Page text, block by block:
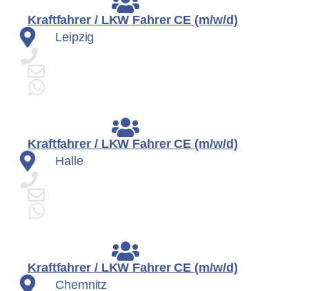
Kraftfahrer / LKW Fahrer CE (m/w/d)
Leipzig
Kraftfahrer / LKW Fahrer CE (m/w/d)
Halle
Kraftfahrer / LKW Fahrer CE (m/w/d)
Chemnitz